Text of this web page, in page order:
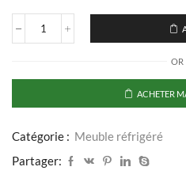
quantité
de
Réfrigérée
-
815
OR
ACHETER
Catégorie : Meuble réfrigéré
Partager: